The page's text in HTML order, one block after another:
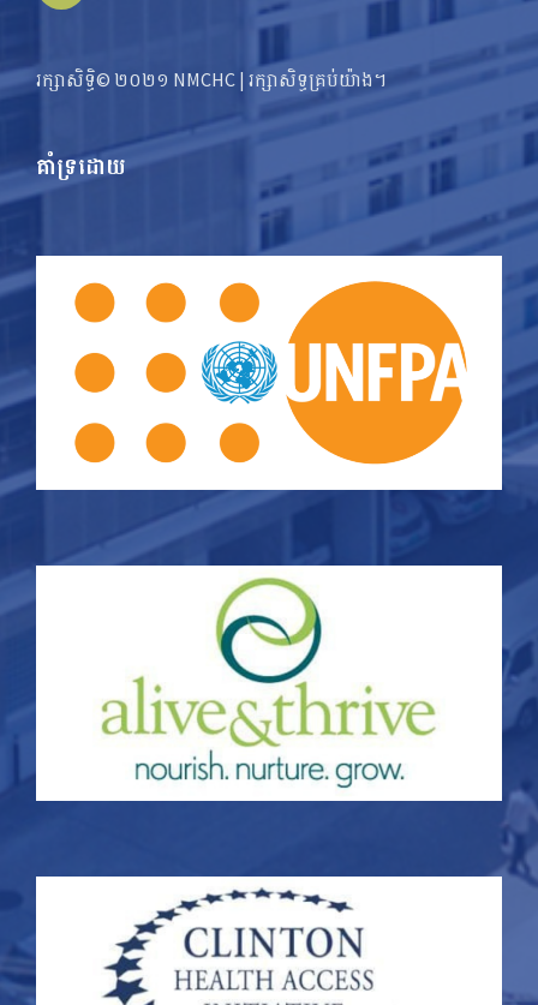
រក្សាសិទ្ធិ© ២០២១ NMCHC | រក្សា​​សិទ្ធ​គ្រប់យ៉ាង។
គាំទ្រដោយ